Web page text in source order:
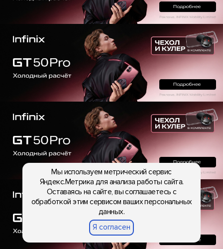
Мы используем метрический сервис
Яндекс.Метрика для анализа работы сайта.
Оставаясь на сайте, вы соглашаетесь с
обработкой этим сервисом ваших персональных
данных.
Я согласен